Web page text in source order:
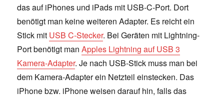
das auf iPhones und iPads mit USB-C-Port. Dort
benötigt man keine weiteren Adapter. Es reicht ein
Stick mit USB C-Stecker. Bei Geräten mit Lightning-
Port benötigt manApples Lightning auf USB 3
Kamera-Adapter. Je nach USB-Stick muss man bei
dem Kamera-Adapter ein Netzteil einstecken. Das
iPhone bzw. iPhone weisen darauf hin, falls das